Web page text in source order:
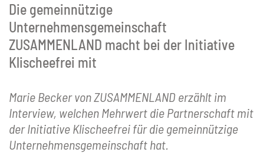
Die gemeinnützige
Unternehmensgemeinschaft
ZUSAMMENLAND macht bei der Initiative
Klischeefrei mit
Marie Becker von ZUSAMMENLAND erzählt im
Interview, welchen Mehrwert die Partnerschaft mit
der Initiative Klischeefrei für die gemeinnützige
Unternehmensgemeinschaft hat.